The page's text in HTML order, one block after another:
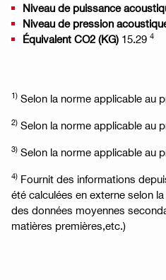
Niveau de puissance
Niveau de pression
Équivalent CO2 (KG) 15.29 4
1) Selon la norme applicable au
2) Selon la norme applicable au
3) Selon la norme applicable au
4) Fournit des informations
été calculées en externe selon
des données moyennes
matières premières,etc.)